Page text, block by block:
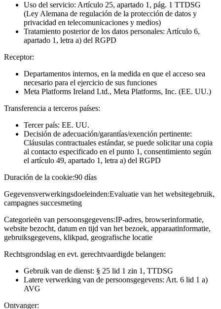
Uso del servicio: Artículo 25, apartado 1, pág. 1 TTDSG
(Ley Alemana de regulación de la protección de datos y
privacidad en telecomunicaciones y medios)
Tratamiento posterior de los datos personales: Artículo 6,
apartado 1, letra a) del RGPD
Receptor:
Departamentos internos, en la medida en que el acceso sea
necesario para el ejercicio de sus funciones
Meta Platforms Ireland Ltd., Meta Platforms, Inc. (EE. UU.)
Transferencia a terceros países:
Tercer país: EE. UU.
Decisión de adecuación/garantías/exención pertinente:
Cláusulas contractuales estándar, se puede solicitar una copia
al contacto especificado en el punto 1, consentimiento según
el artículo 49, apartado 1, letra a) del RGPD
Duración de la cookie:90 días
Gegevensverwerkingsdoeleinden:Evaluatie van het websitegebruik,
campagnes succesmeting
Categorieën van persoonsgegevens:IP-adres, browserinformatie,
website bezocht, datum en tijd van het bezoek, apparaatinformatie,
gebruiksgegevens, klikpad, geografische locatie
Rechtsgrondslag en evt. gerechtvaardigde belangen:
Gebruik van de dienst: § 25 lid 1 zin 1, TTDSG
Latere verwerking van de persoonsgegevens: Art. 6 lid 1 a)
AVG
Ontvanger: